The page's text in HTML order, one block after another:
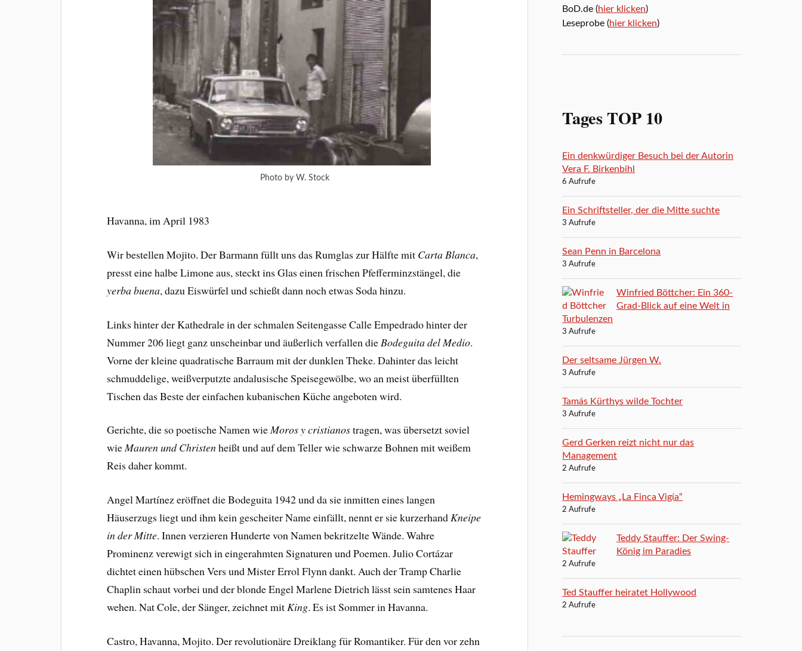
Photo by W. Stock
Havanna, im April 1983
Wir bestellen Mojito. Der Barmann füllt uns das Rumglas zur Hälfte mit Carta Blanca,
presst eine halbe Limone aus, steckt ins Glas einen frischen Pfefferminzstängel, die
yerba buena, dazu Eiswürfel und schießt dann noch etwas Soda hinzu.
Links hinter der Kathedrale in der schmalen Seitengasse Calle Empedrado hinter der
Nummer 206 liegt ganz unscheinbar und äußerlich verfallen die Bodeguita del Medio.
Vorne der kleine quadratische Barraum mit der dunklen Theke. Dahinter das leicht
schmuddelige, weißverputzte andalusische Speisegewölbe, wo an meist überfüllten
Tischen das Beste der einfachen kubanischen Küche angeboten wird.
Gerichte, die so poetische Namen wieMoros y cristianostragen, was übersetzt soviel
wieMauren und Christenheißt und auf dem Teller wie schwarze Bohnen mit weißem
Reis daher kommt.
Angel Martínez eröffnet die Bodeguita 1942 und da sie inmitten eines langen
Häuserzugs liegt und ihm kein gescheiter Name einfällt, nennt er sie kurzerhandKneipe
in der Mitte. Innen verzieren Hunderte von Namen bekritzelte Wände. Wahre
Prominenz verewigt sich in eingerahmten Signaturen und Poemen. Julio Cortázar
dichtet einen hübschen Vers und Mister Errol Flynn dankt. Auch der Tramp Charlie
Chaplin schaut vorbei und der blonde Engel Marlene Dietrich lässt sein samtenes Haar
wehen. Nat Cole, der Sänger, zeichnet mitKing. Es ist Sommer in Havanna.
Castro, Havanna, Mojito. Der revolutionäre Dreiklang für Romantiker. Für den vor zehn
BoD.de (hier klicken)
Leseprobe (hier klicken)
Tages TOP 10
Ein denkwürdiger Besuch bei der Autorin
Vera F. Birkenbihl
6 Aufrufe
Ein Schriftsteller, der die Mitte suchte
3 Aufrufe
Sean Penn in Barcelona
3 Aufrufe
Winfried Böttcher: Ein 360-
Grad-Blick auf eine Welt in
Turbulenzen
3 Aufrufe
Der seltsame Jürgen W.
3 Aufrufe
Tamás Kürthys wilde Tochter
3 Aufrufe
Gerd Gerken reizt nicht nur das
Management
2 Aufrufe
Hemingways „La Finca Vigía“
2 Aufrufe
Teddy Stauffer: Der Swing-
König im Paradies
2 Aufrufe
Ted Stauffer heiratet Hollywood
2 Aufrufe